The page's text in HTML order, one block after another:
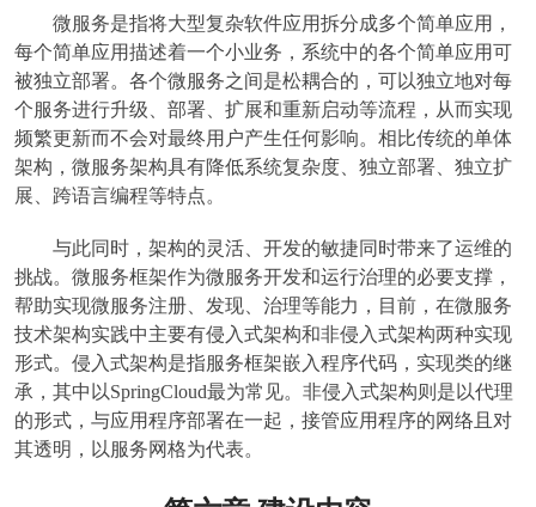
微服务是指将大型复杂软件应用拆分成多个简单应用，
每个简单应用描述着一个小业务，系统中的各个简单应用可
被独立部署。各个微服务之间是松耦合的，可以独立地对每
个服务进行升级、部署、扩展和重新启动等流程，从而实现
频繁更新而不会对最终用户产生任何影响。相比传统的单体
架构，微服务架构具有降低系统复杂度、独立部署、独立扩
展、跨语言编程等特点。
与此同时，架构的灵活、开发的敏捷同时带来了运维的
挑战。微服务框架作为微服务开发和运行治理的必要支撑，
帮助实现微服务注册、发现、治理等能力，目前，在微服务
技术架构实践中主要有侵入式架构和非侵入式架构两种实现
形式。侵入式架构是指服务框架嵌入程序代码，实现类的继
承，其中以SpringCloud最为常见。非侵入式架构则是以代理
的形式，与应用程序部署在一起，接管应用程序的网络且对
其透明，以服务网格为代表。